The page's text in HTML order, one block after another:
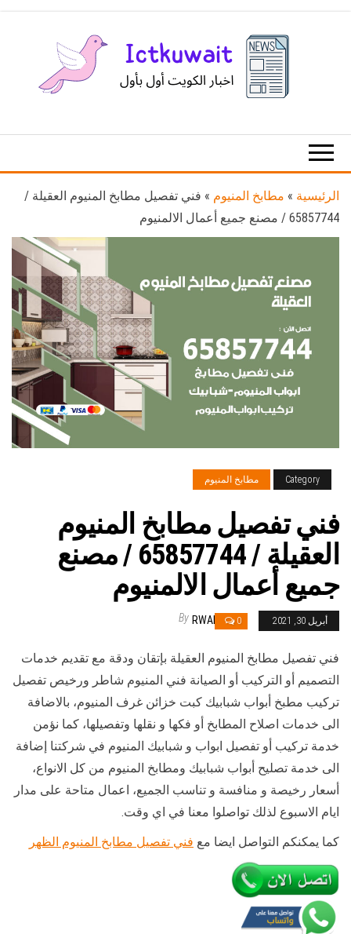
الكويت
الرئيسية » مطابخ المنيوم » فني تفصيل مطابخ المنيوم العقيلة /
65857744 / مصنع جميع أعمال الالمنيوم
Category مطابخ المنيوم
فني تفصيل مطابخ المنيوم
العقيلة / 65857744 / مصنع
جميع أعمال الالمنيوم
أبريل 30, 2021 0
By RWAN
فني تفصيل مطابخ المنيوم العقيلة بإتقان ودقة مع تقديم خدمات
التصميم أو التركيب أو الصيانة فني المنيوم شاطر ورخيص تفصيل
تركيب مطبخ أبواب شبابيك كبت خزائن غرف المنيوم، بالاضافة
الى خدمات اصلاح المطابخ أو فكها و نقلها وتفصيلها، كما نؤمن
خدمة تركيب أو تفصيل ابواب و شبابيك المنيوم في شركتنا إضافة
الى خدمة تصليح أبواب شبابيك ومطابخ المنيوم من كل الانواع،
أسعار رخيصة و منافسة و تناسب الجميع، اعمال متاحة على مدار
ايام الاسبوع لذلك تواصلوا معنا في اي وقت.
كما يمكنكم التواصل ايضا مع فني تفصيل مطابخ المنيوم الظهر